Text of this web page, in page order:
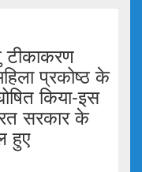
टीकाकरण
प्रकोष्ठ के
किया-इस
सरकार के
हुए